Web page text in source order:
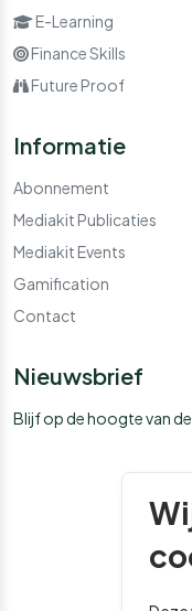
E-Learning
Finance Skills
Future Proof
Informatie
Abonnement
Mediakit Publicaties
Mediakit Events
Gamification
Contact
Nieuwsbrief
Blijf op de hoogte van